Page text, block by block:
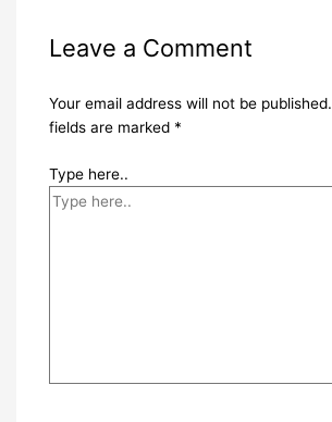
Leave a Comment
Your email address will not be published.
fields are marked *
Type here..